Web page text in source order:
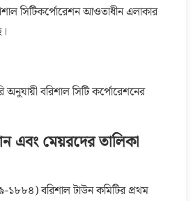
সিটিকর্পোরেশন আওতাধীন এলাকার
বরিশাল সিটি কর্পোরেশনের
এবং মেয়রদের তালিকা
বরিশাল টাউন কমিটির প্রথম